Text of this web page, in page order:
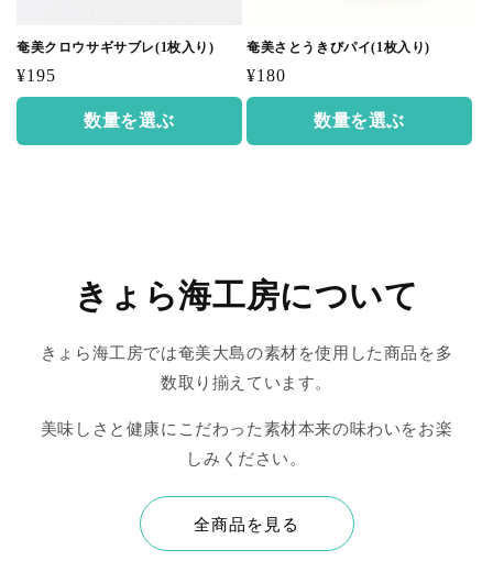
奄美クロウサギサブレ(1枚入り)
通
常
格
¥195
数量を選ぶ
奄美さとうきびパイ(1枚入り)
通
常
格
¥180
数量を選ぶ
きょら海工房について
きょら海工房では奄美大島の素材を使用した商品を多
数取り揃えています。
美味しさと健康にこだわった素材本来の味わいをお楽
しみください。
全商品を見る